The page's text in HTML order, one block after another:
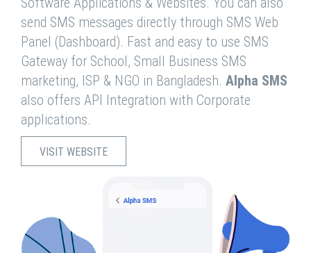
send SMS messages directly through SMS Web
Panel (Dashboard). Fast and easy to use SMS
Gateway for School, Small Business SMS
marketing, ISP & NGO in Bangladesh. Alpha SMS
also offers API Integration with Corporate
applications.
VISIT WEBSITE